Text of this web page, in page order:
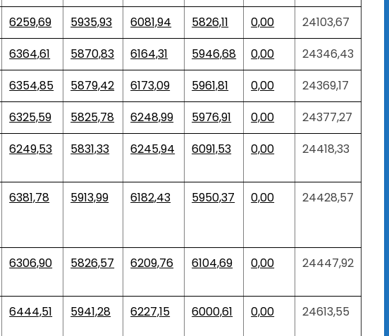
6259,69 5935,93 6081,94 5826,11 0,00
24103,67
6364,61 5870,83 6164,31 5946,68 0,00
24346,43
6354,85 5879,42 6173,09 5961,81 0,00
24369,17
6325,59 5825,78 6248,99 5976,91 0,00
24377,27
6249,53 5831,33 6245,94 6091,53 0,00 24418,33
6381,78 5913,99 6182,43 5950,37 0,00 24428,57
6306,90 5826,57 6209,76 6104,69 0,00 24447,92
6444,51 5941,28 6227,15 6000,61 0,00 24613,55